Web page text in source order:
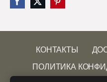
КОНТАКТЫ
ПОЛИТИКА